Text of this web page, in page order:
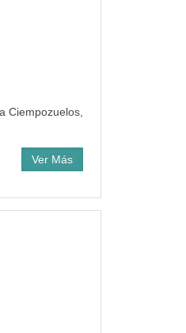
Ciempozuelos,
Ver Más